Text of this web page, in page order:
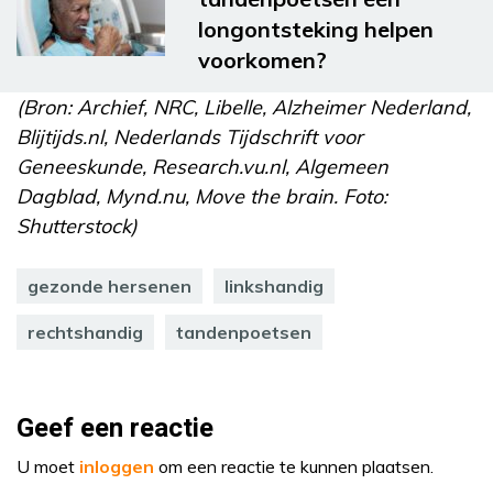
longontsteking helpen
voorkomen?
(Bron: Archief, NRC, Libelle, Alzheimer Nederland,
Blijtijds.nl, Nederlands Tijdschrift voor
Geneeskunde, Research.vu.nl, Algemeen
Dagblad, Mynd.nu, Move the brain. Foto:
Shutterstock)
gezonde hersenen linkshandig
rechtshandig tandenpoetsen
Geef een reactie
U moet inloggen om een reactie te kunnen plaatsen.